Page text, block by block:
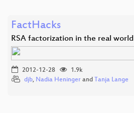
FactHacks
RSA factorization in the real world
2012-12-28
1.9k
djb, Nadia Heninger and Tanja Lange